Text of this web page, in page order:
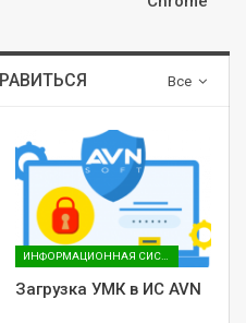
Все
Загрузка УМК в ИС AVN